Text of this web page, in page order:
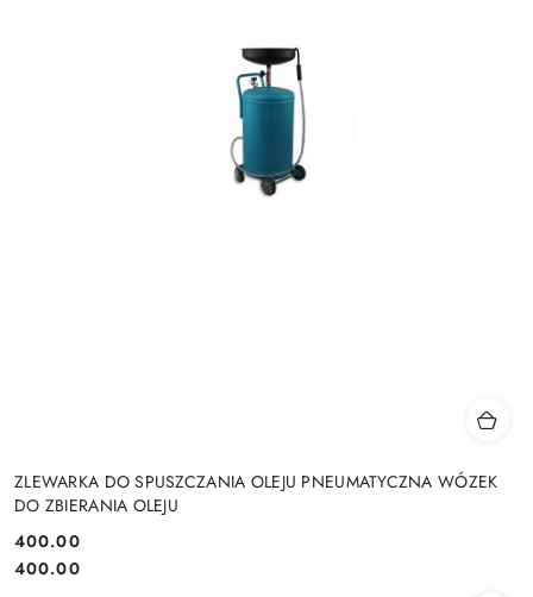
ZLEWARKA DO SPUSZCZANIA OLEJU PNEUMATYCZNA WÓZEK
DO ZBIERANIA OLEJU
Cena:
400.00
Cena:
400.00